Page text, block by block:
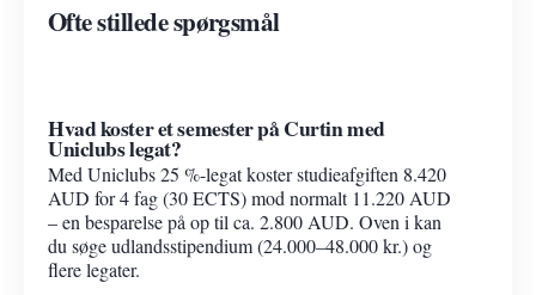
Ofte stillede spørgsmål
Hvad koster et semester på Curtin med
Uniclubs legat?
Med Uniclubs 25 %-legat koster studieafgiften 8.420
AUD for 4 fag (30 ECTS) mod normalt 11.220 AUD
– en besparelse på op til ca. 2.800 AUD. Oven i kan
du søge udlandsstipendium (24.000–48.000 kr.) og
flere legater.